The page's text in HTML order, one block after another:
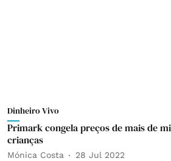
Dinheiro Vivo
Primark congela preços de mais de
crianças
Mónica Costa 28 Jul 2022